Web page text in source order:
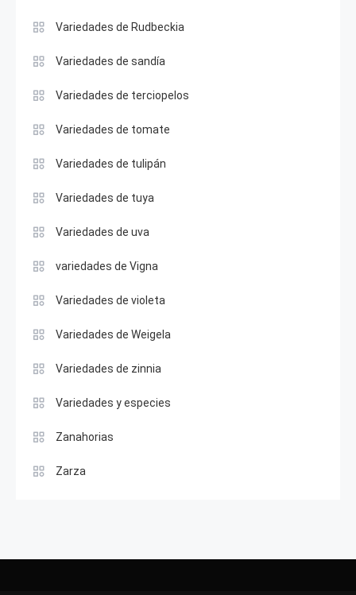
Variedades de Rudbeckia
Variedades de sandía
Variedades de terciopelos
Variedades de tomate
Variedades de tulipán
Variedades de tuya
Variedades de uva
variedades de Vigna
Variedades de violeta
Variedades de Weigela
Variedades de zinnia
Variedades y especies
Zanahorias
Zarza